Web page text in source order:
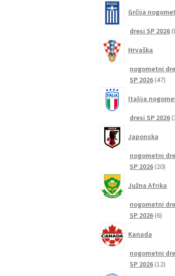
Grčija
dresi SP 2026
Hrvaška
nogometni
SP 2026 4747
Italija
dresi SP 2026
Japonska
nogometni
SP 2026 2020
Južna Afrika
nogometni
SP 2026 66
Kanada
nogometni
SP 2026 1212